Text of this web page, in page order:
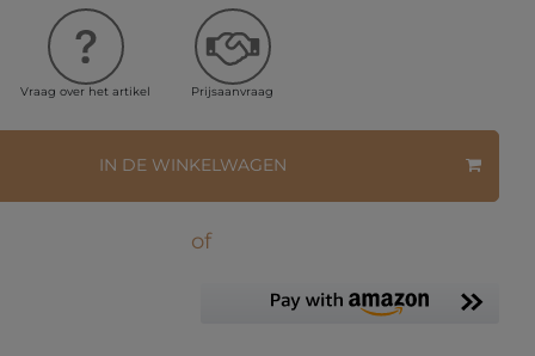
Vraag over het artikel Prijsaanvraag
IN DE WINKELWAGEN
of